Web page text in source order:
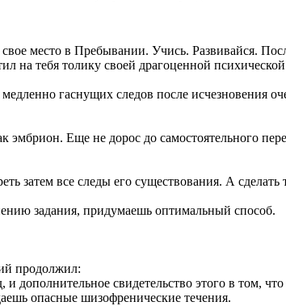
свое место в Пребывании. Учись. Развивайся.
на тебя толику своей драгоценной
гаснущих следов после исчезновения
Еще не дорос до самостоятельного
затем все следы его существования. А сделать
задания, придумаешь оптимальный способ.
продолжил:
свидетельство этого в том,
опасные шизофренические течения.